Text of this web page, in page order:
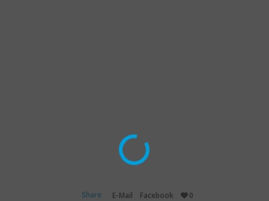
Share E-Mail Facebook 0